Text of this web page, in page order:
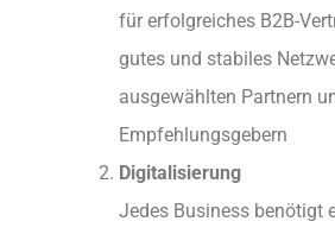
für erfolgreiches B2B-
gutes und stabiles
ausgewählten Partnern
Empfehlungsgebern
Digitalisierung
Jedes Business benötigt